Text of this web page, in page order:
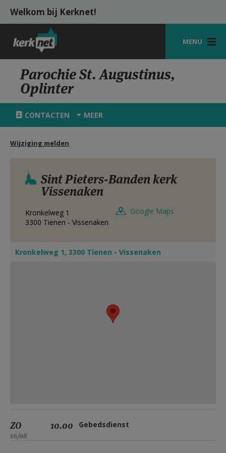
Overslaan en naar de inhoud gaan
Welkom bij Kerknet!
MENU
STARTPAGINA
KERK
VIERINGEN
HULP
MIJN PAROCHIE
AANMELDEN OF REGISTREREN
Parochie St. Augustinus,
Oplinter
CONTACTEN MEER
Wijziging melden
Sint Pieters-Banden kerk
Vissenaken
Kronkelweg 1
3300 Tienen - Vissenaken
Google Maps
Kronkelweg 1, 3300 Tienen - Vissenaken
ZO
16/08
10.00 Gebedsdienst